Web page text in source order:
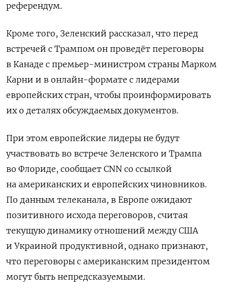
референдум.
Кроме того, Зеленский рассказал, что перед
встречей с Трампом он проведёт переговоры
в Канаде с премьер-министром страны Марком
Карни и в онлайн-формате с лидерами
европейских стран, чтобы проинформировать
их о деталях обсуждаемых документов.
При этом европейские лидеры не будут
участвовать во встрече Зеленского и Трампа
во Флориде, сообщает CNN со ссылкой
на американских и европейских чиновников.
По данным телеканала, в Европе ожидают
позитивного исхода переговоров, считая
текущую динамику отношений между США
и Украиной продуктивной, однако признают,
что переговоры с американским президентом
могут быть непредсказуемыми.